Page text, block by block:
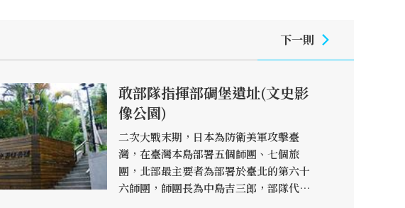
下一則
敢部隊指揮部碉堡遺址(文史影
像公園)
二次大戰末期，日本為防衛美軍攻擊臺
灣，在臺灣本島部署五個師團、七個旅
團，北部最主要者為部署於臺北的第六十
六師團，師團長為中島吉三郎，部隊代號